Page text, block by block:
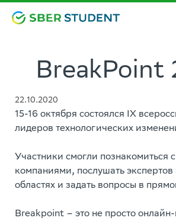
BreakPoint
22.10.2020
15-16 октября состоялся IX
лидеров технологических
Участники смогли познакомиться
компаниями, послушать
областях и задать вопросы в
Breakpoint – это не просто